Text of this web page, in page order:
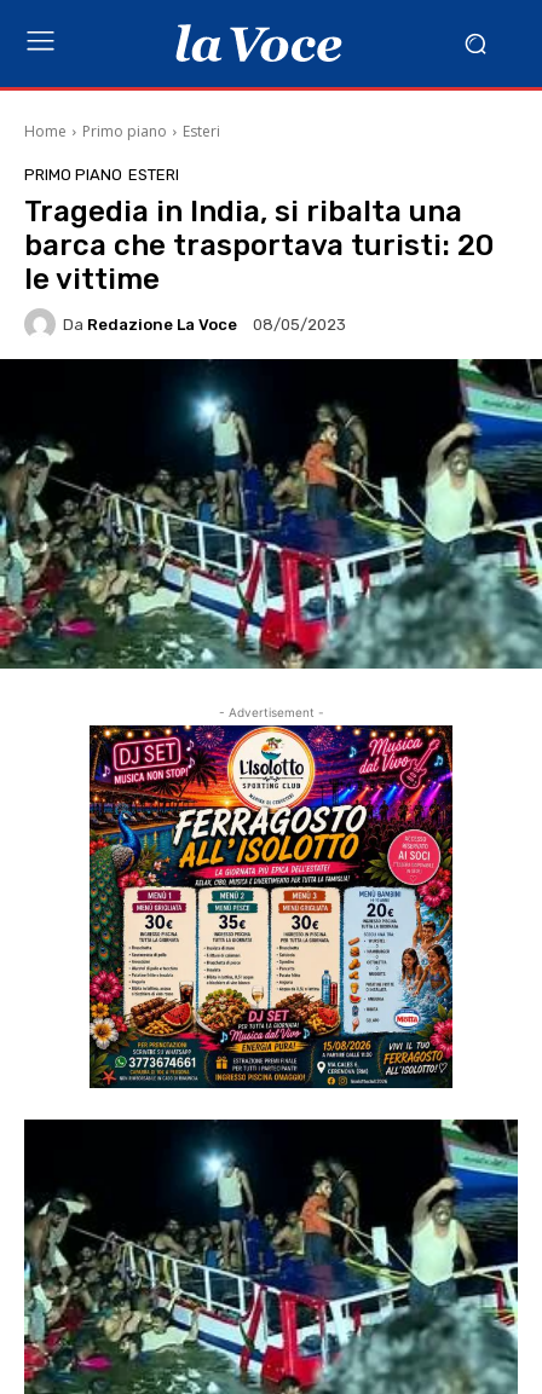
Home Primo piano Esteri
PRIMO PIANO ESTERI
Tragedia in India, si ribalta una
barca che trasportava turisti: 20
le vittime
Da Redazione La Voce 08/05/2023
- Advertisement -